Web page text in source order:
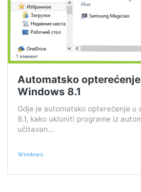
Automatsko
Windows 8.1
Gdje je automatsko opterećenje u
8.1, kako ukloniti programe iz
učitavan...
Windows